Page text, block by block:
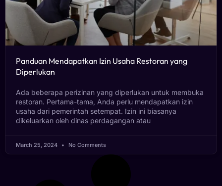
Panduan Mendapatkan Izin Usaha Restoran yang
Diperlukan
Ada beberapa perizinan yang diperlukan untuk membuka
restoran. Pertama-tama, Anda perlu mendapatkan izin
usaha dari pemerintah setempat. Izin ini biasanya
dikeluarkan oleh dinas perdagangan atau
March 25, 2024 No Comments